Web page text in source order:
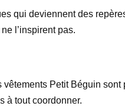
qui deviennent des
l’inspirent pas.
Petit Béguin
à tout coordonner.